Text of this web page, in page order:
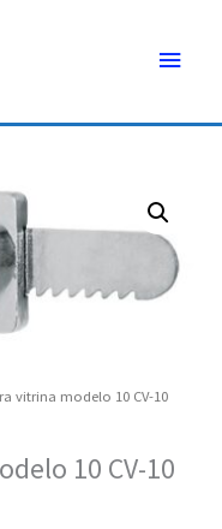
vitrina modelo 10 CV-10
10 CV-10